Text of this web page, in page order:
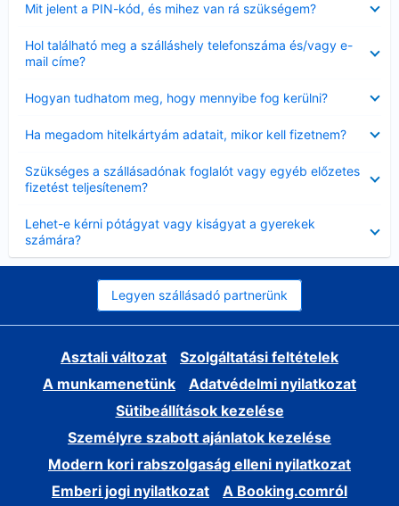
Mit jelent a PIN-kód, és mihez van rá szükségem?
Hol található meg a szálláshely telefonszáma és/vagy e-
mail címe?
Hogyan tudhatom meg, hogy mennyibe fog kerülni?
Ha megadom hitelkártyám adatait, mikor kell fizetnem?
Szükséges a szállásadónak foglalót vagy egyéb előzetes
fizetést teljesítenem?
Lehet-e kérni pótágyat vagy kiságyat a gyerekek
számára?
Legyen szállásadó partnerünk
Asztali változat
Szolgáltatási feltételek
A munkamenetünk
Adatvédelmi nyilatkozat
Sütibeállítások kezelése
Személyre szabott ajánlatok kezelése
Modern kori rabszolgaság elleni nyilatkozat
Emberi jogi nyilatkozat
A Booking.comról